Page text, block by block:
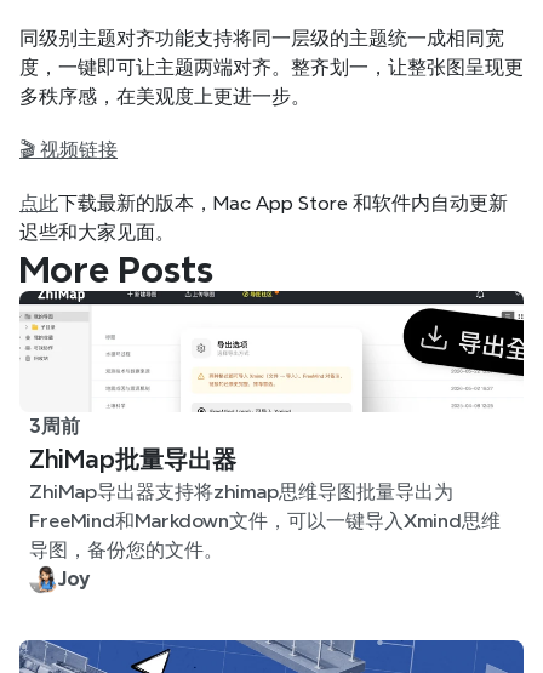
同级别主题对齐功能支持将同一层级的主题统一成相同宽
度，一键即可让主题两端对齐。整齐划一，让整张图呈现更
多秩序感，在美观度上更进一步。
🎬 视频链接
点此下载最新的版本，Mac App Store 和软件内自动更新
迟些和大家见面。
More Posts
3周前
ZhiMap批量导出器
ZhiMap导出器支持将zhimap思维导图批量导出为
FreeMind和Markdown文件，可以一键导入Xmind思维
导图，备份您的文件。
Joy